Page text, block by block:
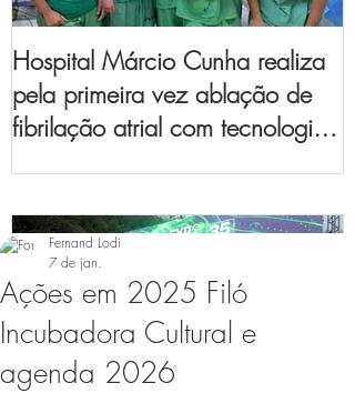
Hospital Márcio Cunha realiza
pela primeira vez ablação de
fibrilação atrial com tecnologia
Ações em 2025 Filó
Incubadora Cultural e
agenda 2026
Fernand Lodi
7 de jan.